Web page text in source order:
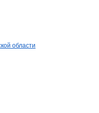
области